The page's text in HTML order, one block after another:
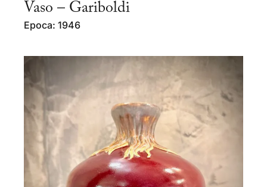
Vaso – Gariboldi
Epoca: 1946